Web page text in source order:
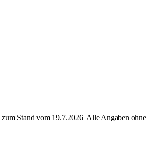
zum Stand vom 19.7.2026. Alle Angaben ohne